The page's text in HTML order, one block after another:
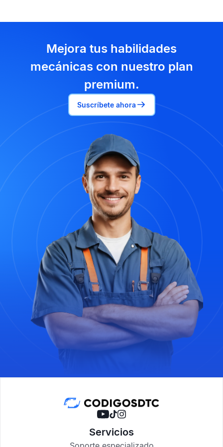
Mejora tus habilidades
mecánicas con nuestro plan
premium.
Suscríbete ahora
Servicios